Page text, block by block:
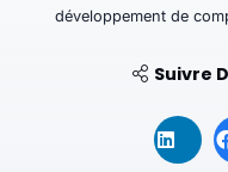
développement de
Suivre